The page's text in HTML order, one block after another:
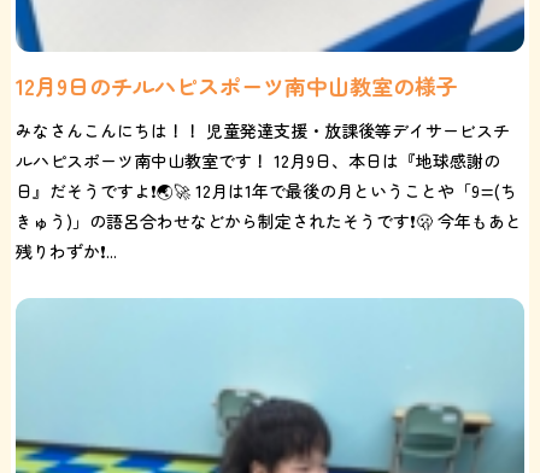
12月9日のチルハピスポーツ南中山教室の様子
みなさんこんにちは！！ 児童発達支援・放課後等デイサービスチ
ルハピスポーツ南中山教室です！ 12月9日、本日は『地球感謝の
日』だそうですよ❗️🌏🚀 12月は1年で最後の月ということや「9=(ち
きゅう)」の語呂合わせなどから制定されたそうです❗️🫢 今年もあと
残りわずか❗️...